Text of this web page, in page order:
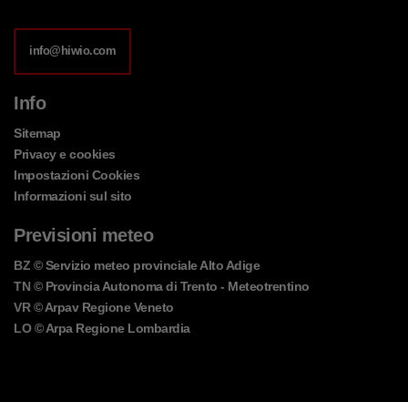
info@hiwio.com
Info
Sitemap
Privacy e cookies
Impostazioni Cookies
Informazioni sul sito
Previsioni meteo
BZ © Servizio meteo provinciale Alto Adige
TN © Provincia Autonoma di Trento - Meteotrentino
VR © Arpav Regione Veneto
LO © Arpa Regione Lombardia